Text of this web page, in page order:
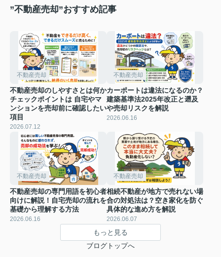
”不動産売却”おすすめ記事
不動産売却
不動産売却のしやすさとは何か
チェックポイントは 自宅やマ
ンションを売却前に確認したい
項目
2026.07.12
不動産売却
カーポートは違法になるのか？
建築基準法2025年改正と遡及
や売却リスクを解説
2026.06.16
不動産売却
不動産売却の専門用語を初心者
向けに解説！自宅売却の流れを
基礎から理解する方法
2026.06.16
不動産売却
相続不動産が地方で売れない場
合の対処法は？空き家化を防ぐ
具体的な進め方を解説
2026.06.07
もっと見る
ブログトップへ